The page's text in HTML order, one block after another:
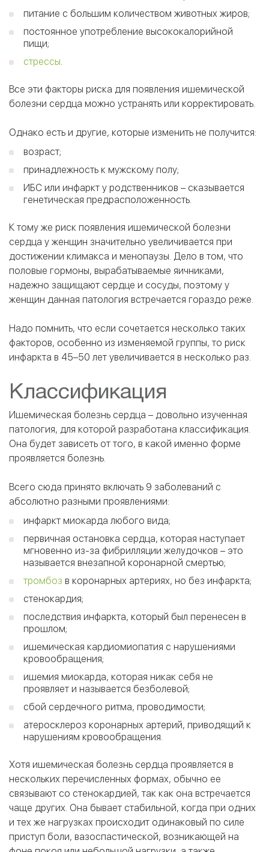
питание с большим количеством животных жиров;
постоянное употребление высококалорийной
пищи;
стрессы.
Все эти факторы риска для появления ишемической
болезни сердца можно устранять или корректировать.
Однако есть и другие, которые изменить не получится:
возраст;
принадлежность к мужскому полу;
ИБС или инфаркт у родственников – сказывается
генетическая предрасположенность.
К тому же риск появления ишемической болезни
сердца у женщин значительно увеличивается при
достижении климакса и менопаузы. Дело в том, что
половые гормоны, вырабатываемые яичниками,
надежно защищают сердце и сосуды, поэтому у
женщин данная патология встречается гораздо реже.
Надо помнить, что если сочетается несколько таких
факторов, особенно из изменяемой группы, то риск
инфаркта в 45–50 лет увеличивается в несколько раз.
Классификация
Ишемическая болезнь сердца – довольно изученная
патология, для которой разработана классификация.
Она будет зависеть от того, в какой именно форме
проявляется болезнь.
Всего сюда принято включать 9 заболеваний с
абсолютно разными проявлениями:
инфаркт миокарда любого вида;
первичная остановка сердца, которая наступает
мгновенно из-за фибрилляции желудочков – это
называется внезапной коронарной смертью;
тромбоз в коронарных артериях, но без инфаркта;
стенокардия;
последствия инфаркта, который был перенесен в
прошлом;
ишемическая кардиомиопатия с нарушениями
кровообращения;
ишемия миокарда, которая никак себя не
проявляет и называется безболевой;
сбой сердечного ритма, проводимости;
атеросклероз коронарных артерий, приводящий к
нарушениям кровообращения.
Хотя ишемическая болезнь сердца проявляется в
нескольких перечисленных формах, обычно ее
связывают со стенокардией, так как она встречается
чаще других. Она бывает стабильной, когда при одних
и тех же нагрузках происходит одинаковый по силе
приступ боли, вазоспастической, возникающей на